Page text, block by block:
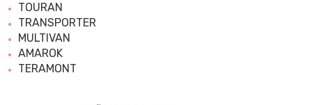
TOURAN
TRANSPORTER
MULTIVAN
AMAROK
TERAMONT